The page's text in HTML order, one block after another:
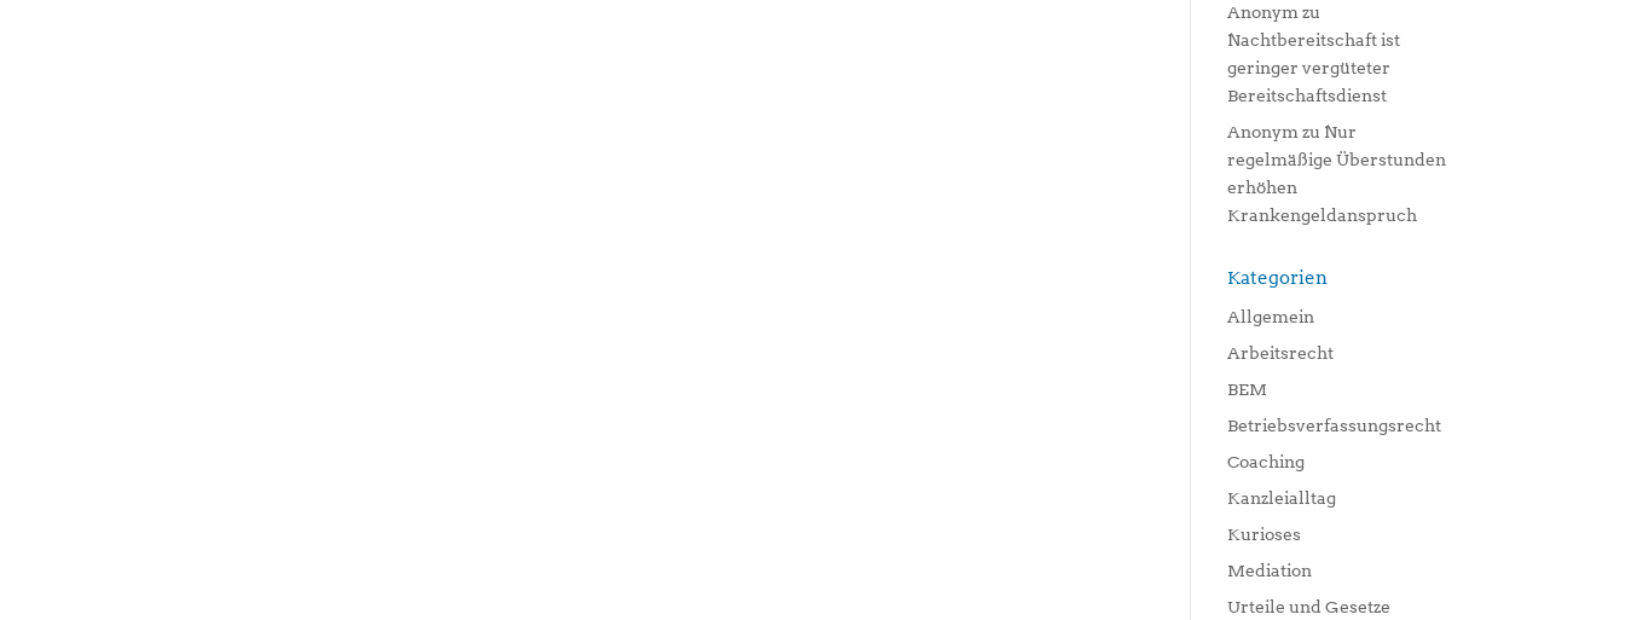
Anonym zu
Nachtbereitschaft ist
geringer vergüteter
Bereitschaftsdienst
Anonym zu Nur
regelmäßige Überstunden
erhöhen
Krankengeldanspruch
Kategorien
Allgemein
Arbeitsrecht
BEM
Betriebsverfassungsrecht
Coaching
Kanzleialltag
Kurioses
Mediation
Urteile und Gesetze